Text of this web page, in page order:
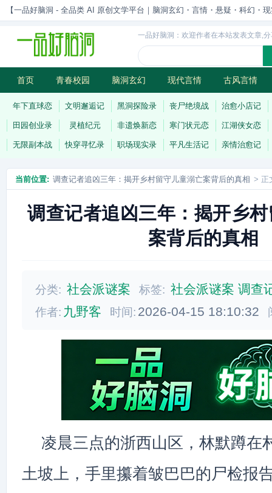
【一品好脑洞 - 全品类 AI 原创文学平台｜脑洞玄幻・言情・悬疑・科幻・
一品好脑洞：欢迎作者在本站发表文章,
首页 青春校园 脑洞玄幻 现代言情 古风言情
历史权谋 武侠江湖 灵异志怪 连载
年下直球恋 文明邂逅记 黑洞探险录 丧尸绝境战 治愈小店记
田园创业录 灵植纪元 非遗焕新恋 寒门状元恋 江湖侠女恋
无限副本战 快穿寻忆录 职场现实录 平凡生活记 亲情治愈记
当前位置: 调查记者追凶三年：揭开乡村留守儿童溺亡案背后的真相 > 正
调查记者追凶三年：揭开乡
案背后的真相
分类: 社会派谜案 标签: 社会派谜案 调查
作者: 九野客 时间: 2026-04-15 18:10:32
凌晨三点的浙西山区，林默蹲在
土坡上，手里攥着皱巴巴的尸检报